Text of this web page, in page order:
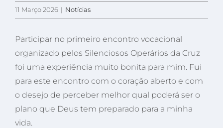
11 Março 2026 | Notícias
Participar no primeiro encontro vocacional
organizado pelos Silenciosos Operários da Cruz
foi uma experiência muito bonita para mim. Fui
para este encontro com o coração aberto e com
o desejo de perceber melhor qual poderá ser o
plano que Deus tem preparado para a minha
vida.